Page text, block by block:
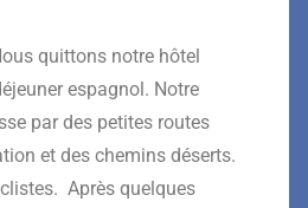
quittons notre hôtel
espagnol. Notre
par des petites routes
et des chemins déserts.
Après quelques